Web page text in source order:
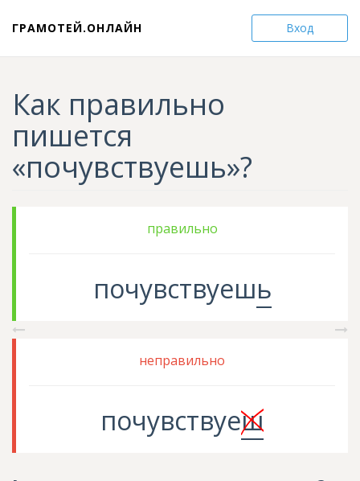
Вход
ГРАМОТЕЙ.ОНЛАЙН
Как правильно
пишется
«почувствуешь»?
правильно
почувствуешь
неправильно
почувствуеш